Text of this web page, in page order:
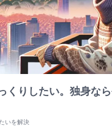
くりしたい。独身な
いを解決